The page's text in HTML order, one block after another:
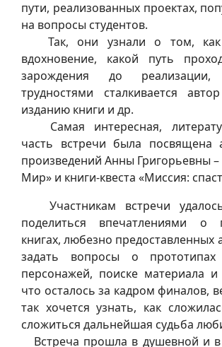
пути, реализованных проектах,
на вопросы студентов.
Так, они узнали о том, как
вдохновение, какой путь
зарождения до
трудностями сталкивается
изданию книги и др.
Самая интересная,
часть встречи была посвящена
произведений Анны Григорьевны
Мир» и книги-квеста «Миссия:
Участникам встречи
поделиться впечатлениями о
книгах, любезно предоставленных
задать вопросы о
персонажей, поиске материала
что осталось за кадром финалов,
так хочется узнать, как
сложиться дальнейшая судьба
Встреча прошла в душевной и